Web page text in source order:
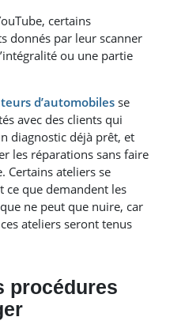
certains
donnés par leur scanner
ou une partie
d’automobiles se
avec des clients qui
diagnostic déjà prêt, et
les réparations sans faire
Certains ateliers se
ce que demandent les
ne peut que nuire, car
ateliers seront tenus
procédures